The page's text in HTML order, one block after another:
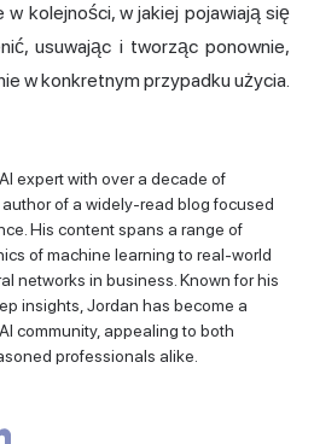
kolejności, w jakiej pojawiają się
usuwając i tworząc ponownie,
w konkretnym przypadku użycia.
expert with over a decade of
of a widely-read blog focused
His content spans a range of
of machine learning to real-world
networks in business. Known for his
insights, Jordan has become a
community, appealing to both
professionals alike.